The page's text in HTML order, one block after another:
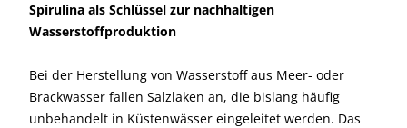
Spirulina als Schlüssel zur nachhaltigen
Wasserstoffproduktion
Bei der Herstellung von Wasserstoff aus Meer- oder
Brackwasser fallen Salzlaken an, die bislang häufig
unbehandelt in Küstenwässer eingeleitet werden. Das